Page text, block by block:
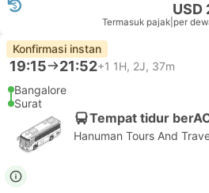
USD
Termasuk pajak per
Konfirmasi instan
19:15 21:52+1 1H, 2J, 37m
Bangalore
Surat
Tempat tidur
Hanuman Tours And